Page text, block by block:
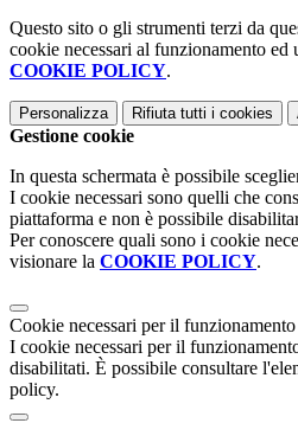
Questo sito o gli strumenti terzi da
cookie necessari al funzionamento
COOKIE POLICY.
Personalizza Rifiuta tutti i cookies
Gestione cookie
In questa schermata è possibile
I cookie necessari sono quelli che
piattaforma e non è possibile
Per conoscere quali sono i cookie
visionare la COOKIE POLICY.
Cookie necessari per il funzionamento
I cookie necessari per il
disabilitati. È possibile consultare
policy.